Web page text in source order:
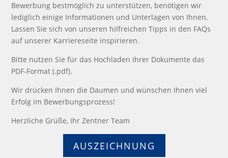
Bewerbung bestmöglich zu unterstützen, benötigen wir
lediglich einige Informationen und Unterlagen von Ihnen.
Lassen Sie sich von unseren hilfreichen Tipps in den FAQs
auf unserer Karriereseite inspirieren.
Bitte nutzen Sie für das Hochladen Ihrer Dokumente das
PDF-Format (.pdf).
Wir drücken Ihnen die Daumen und wünschen Ihnen viel
Erfolg im Bewerbungsprozess!
Herzliche Grüße, Ihr Zentner Team
AUSZEICHNUNG